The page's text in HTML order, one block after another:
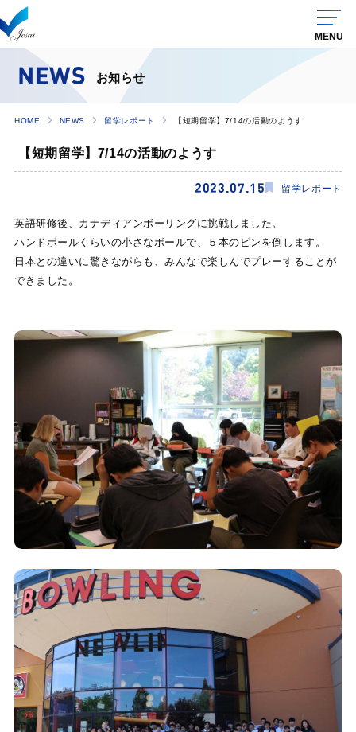
NEWS お知らせ
HOME NEWS 留学レポート 【短期留学】7/14の活動のようす
【短期留学】7/14の活動のようす
2023.07.15 留学レポート
英語研修後、カナディアンボーリングに挑戦しました。
ハンドボールくらいの小さなボールで、５本のピンを倒します。
日本との違いに驚きながらも、みんなで楽しんでプレーすることが
できました。